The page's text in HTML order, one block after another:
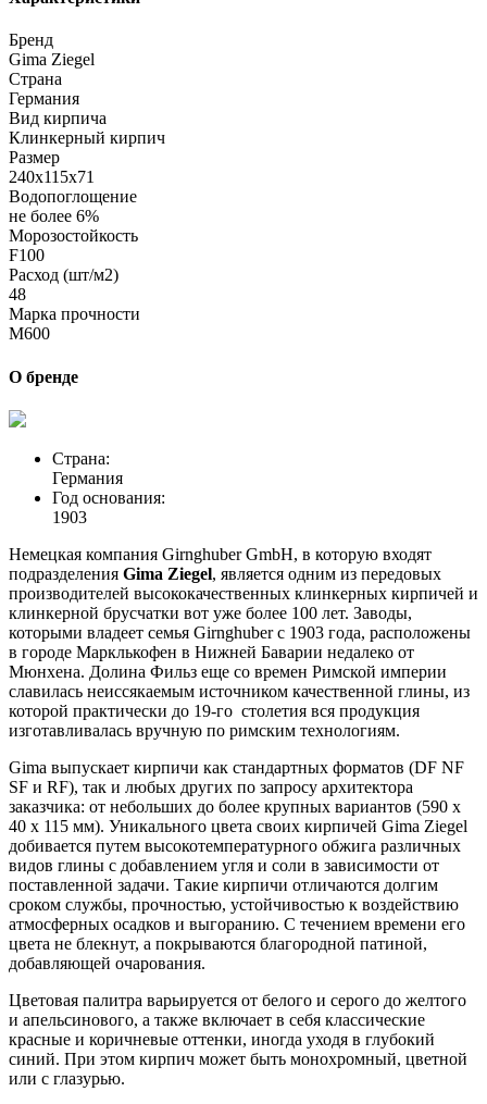
Бренд
Gima Ziegel
Страна
Германия
Вид кирпича
Клинкерный кирпич
Размер
240х115х71
Водопоглощение
не более 6%
Морозостойкость
F100
Расход (шт/м2)
48
Марка прочности
M600
О бренде
Страна:
Германия
Год основания:
1903
Немецкая компания Girnghuber GmbH, в которую входят
подразделения Gima Ziegel, является одним из передовых
производителей высококачественных клинкерных кирпичей и
клинкерной брусчатки вот уже более 100 лет. Заводы,
которыми владеет семья Girnghuber с 1903 года, расположены
в городе Марклькофен в Нижней Баварии недалеко от
Мюнхена. Долина Фильз еще со времен Римской империи
славилась неиссякаемым источником качественной глины, из
которой практически до 19-го столетия вся продукция
изготавливалась вручную по римским технологиям.
Gima выпускает кирпичи как стандартных форматов (DF NF
SF и RF), так и любых других по запросу архитектора
заказчика: от небольших до более крупных вариантов (590 х
40 х 115 мм). Уникального цвета своих кирпичей Gima Ziegel
добивается путем высокотемпературного обжига различных
видов глины с добавлением угля и соли в зависимости от
поставленной задачи. Такие кирпичи отличаются долгим
сроком службы, прочностью, устойчивостью к воздействию
атмосферных осадков и выгоранию. С течением времени его
цвета не блекнут, а покрываются благородной патиной,
добавляющей очарования.
Цветовая палитра варьируется от белого и серого до желтого
и апельсинового, а также включает в себя классические
красные и коричневые оттенки, иногда уходя в глубокий
синий. При этом кирпич может быть монохромный, цветной
или с глазурью.